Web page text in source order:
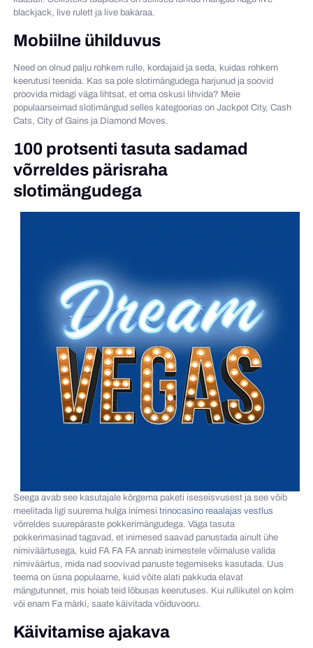
blackjack, live rulett ja live bakaraa.
Mobiilne ühilduvus
Need on olnud palju rohkem rulle, kordajaid ja seda, kuidas rohkem
keerutusi teenida. Kas sa pole slotimängudega harjunud ja soovid
proovida midagi väga lihtsat, et oma oskusi lihvida? Meie
populaarseimad slotimängud selles kategoorias on Jackpot City, Cash
Cats, City of Gains ja Diamond Moves.
100 protsenti tasuta sadamad
võrreldes pärisraha
slotimängudega
Seega avab see kasutajale kõrgema paketi iseseisvusest ja see võib
meelitada ligi suurema hulga inimesitrinocasino reaalajas vestlus
võrreldes suurepäraste pokkerimängudega. Väga tasuta
pokkerimasinad tagavad, et inimesed saavad panustada ainult ühe
nimiväärtusega, kuid FA FA FA annab inimestele võimaluse valida
nimiväärtus, mida nad soovivad panuste tegemiseks kasutada. Uus
teema on üsna populaarne, kuid võite alati pakkuda elavat
mängutunnet, mis hoiab teid lõbusas keerutuses. Kui rullikutel on kolm
või enam Fa märki, saate käivitada võiduvooru.
Käivitamise ajakava